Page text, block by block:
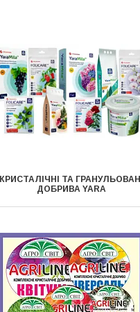
КРИСТАЛІЧНІ ТА ГРАНУЛЬОВАНІ
ДОБРИВА YARA